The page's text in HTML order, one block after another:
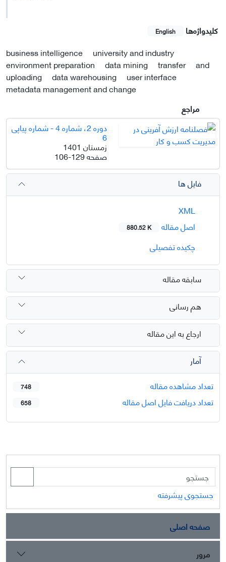
کلیدواژه‌ها English
business intelligence
university and industry
environment preparation
data mining transfer
and
uploading
data warehousing
user interface
metadata management and change
مراجع
دوره 2، شماره 4 - شماره پیاپی
6
زمستان 1401
صفحه106-129
فایل ها
اصل مقاله
880.52 K
چکیده تفصیلی
سابقه مقاله
هم رسانی
ارجاع به این مقاله
آمار
تعداد مشاهده مقاله
748
تعداد دریافت فایل اصل مقاله 658
جستجوی پیشرفته
صفحه اصلی
مرور